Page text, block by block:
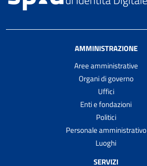
AMMINISTRAZIONE
Aree amministrative
Organi di governo
Uffici
Enti e fondazioni
Politici
Personale amministrativo
Luoghi
SERVIZI